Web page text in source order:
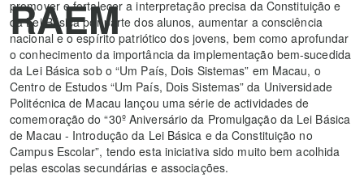
RAEM
promover e fortalecer a interpretação precisa da Constituição e
da Lei Básica por parte dos alunos, aumentar a consciência
nacional e o espírito patriótico dos jovens, bem como aprofundar
o conhecimento da importância da implementação bem-sucedida
da Lei Básica sob o “Um País, Dois Sistemas” em Macau, o
Centro de Estudos “Um País, Dois Sistemas” da Universidade
Politécnica de Macau lançou uma série de actividades de
comemoração do “30º Aniversário da Promulgação da Lei Básica
de Macau - Introdução da Lei Básica e da Constituição no
Campus Escolar”, tendo esta iniciativa sido muito bem acolhida
pelas escolas secundárias e associações.